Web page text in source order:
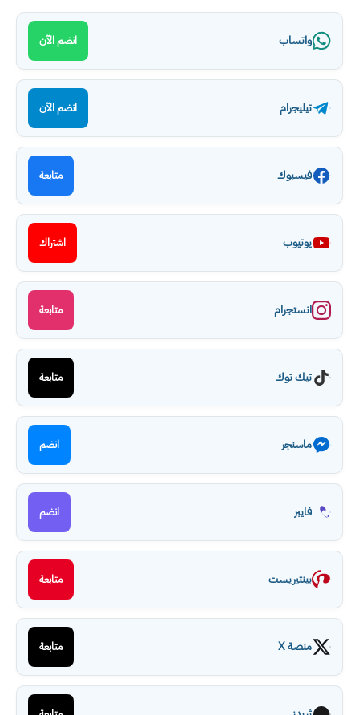
واتساب انضم الآن
تيليجرام انضم الآن
فيسبوك متابعة
يوتيوب اشتراك
انستجرام متابعة
تيك توك متابعة
ماسنجر انضم
فايبر انضم
بينتيريست متابعة
منصة X متابعة